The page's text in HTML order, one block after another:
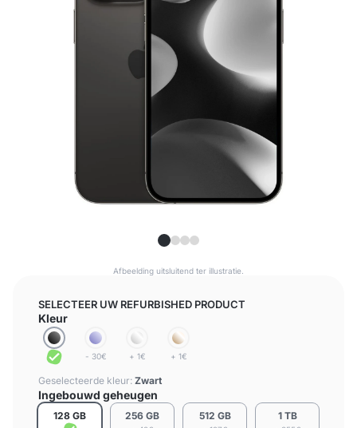
Afbeelding uitsluitend ter illustratie.
SELECTEER UW REFURBISHED PRODUCT
Kleur
- 30€ + 1€ + 1€
Geselecteerde kleur: Zwart
Ingebouwd geheugen
128 GB 256 GB 512 GB 1 TB